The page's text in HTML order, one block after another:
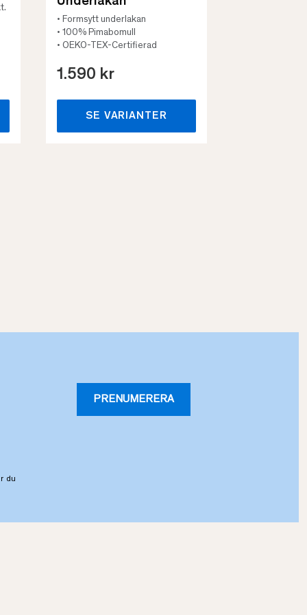
• Formsytt underlakan
• 100% Pimabomull
• OEKO-TEX-Certifierad
1.590 kr
SE VARIANTER
PRENUMERERA
du